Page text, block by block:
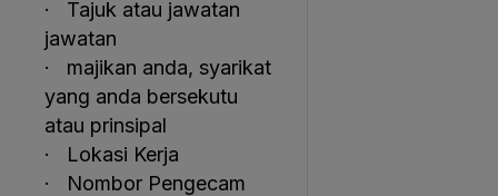
· Tajuk atau jawatan
jawatan
· majikan anda, syarikat
yang anda bersekutu
atau prinsipal
· Lokasi Kerja
· Nombor Pengecam